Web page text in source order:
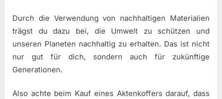
Durch die Verwendung von nachhaltigen Materialien
trägst du dazu bei, die Umwelt zu schützen und
unseren Planeten nachhaltig zu erhalten. Das ist nicht
nur gut für dich, sondern auch für zukünftige
Generationen.
Also achte beim Kauf eines Aktenkoffers darauf, dass